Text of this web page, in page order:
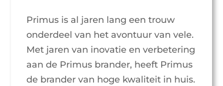
Primus is al jaren lang een trouw
onderdeel van het avontuur van vele.
Met jaren van inovatie en verbetering
aan de Primus brander, heeft Primus
de brander van hoge kwaliteit in huis.